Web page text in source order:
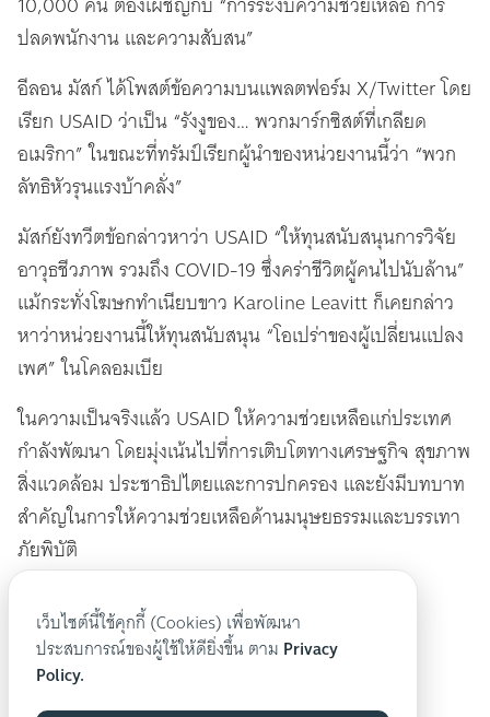
ปลดพนักงาน และความสับสน”
อีลอน มัสก์ ได้โพสต์ข้อความบนแพลตฟอร์ม X/Twitter โดย
เรียก USAID ว่าเป็น “รังงูของ… พวกมาร์กซิสต์ที่เกลียด
อเมริกา” ในขณะที่ทรัมป์เรียกผู้นำของหน่วยงานนี้ว่า “พวก
ลัทธิหัวรุนแรงบ้าคลั่ง”
มัสก์ยังทวีตข้อกล่าวหาว่า USAID “ให้ทุนสนับสนุนการวิจัย
อาวุธชีวภาพ รวมถึง COVID-19 ซึ่งคร่าชีวิตผู้คนไปนับล้าน”
แม้กระทั่งโฆษกทำเนียบขาว Karoline Leavitt ก็เคยกล่าว
หาว่าหน่วยงานนี้ให้ทุนสนับสนุน “โอเปร่าของผู้เปลี่ยนแปลง
เพศ” ในโคลอมเบีย
ในความเป็นจริงแล้ว USAID ให้ความช่วยเหลือแก่ประเทศ
กำลังพัฒนา โดยมุ่งเน้นไปที่การเติบโตทางเศรษฐกิจ สุขภาพ
สิ่งแวดล้อม ประชาธิปไตยและการปกครอง และยังมีบทบาท
สำคัญในการให้ความช่วยเหลือด้านมนุษยธรรมและบรรเทา
ภัยพิบัติ
ภาพ: Mitr Clinic
อ้างอิง:PinkNews
เว็บไซต์นี้ใช้คุกกี้ (Cookies) เพื่อพัฒนา
ประสบการณ์ของผู้ใช้ให้ดียิ่งขึ้น ตาม Privacy
Policy.